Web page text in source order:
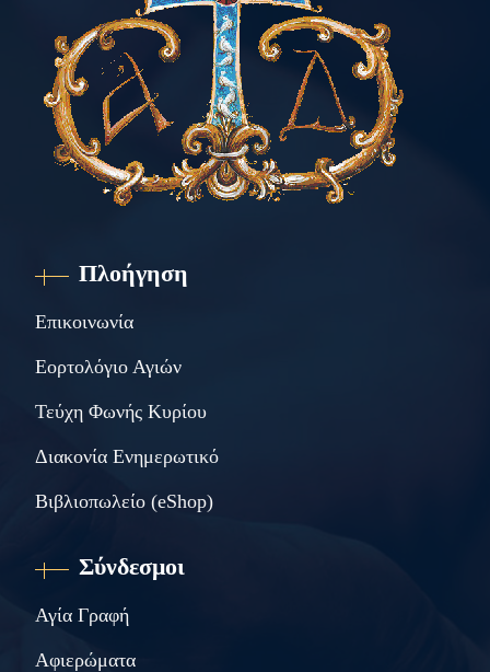
Πλοήγηση
Επικοινωνία
Εορτολόγιο Αγιών
Τεύχη Φωνής Κυρίου
Διακονία Ενημερωτικό
Βιβλιοπωλείο (eShop)
Σύνδεσμοι
Αγία Γραφή
Αφιερώματα